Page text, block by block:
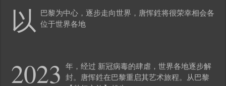
以
巴黎为中心，逐步走向世界，唐恽鉎将很荣幸相会各
位于世界各地
2023
年，经过 新冠病毒的肆虐，世界各地逐步解
封。唐恽鉎在巴黎重启其艺术旅程。从巴黎